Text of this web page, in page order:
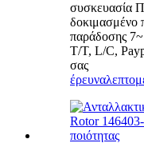
συσκευασία
δοκιμασμένο
παράδοσης
T/T, L/C,
σας
έρευνα